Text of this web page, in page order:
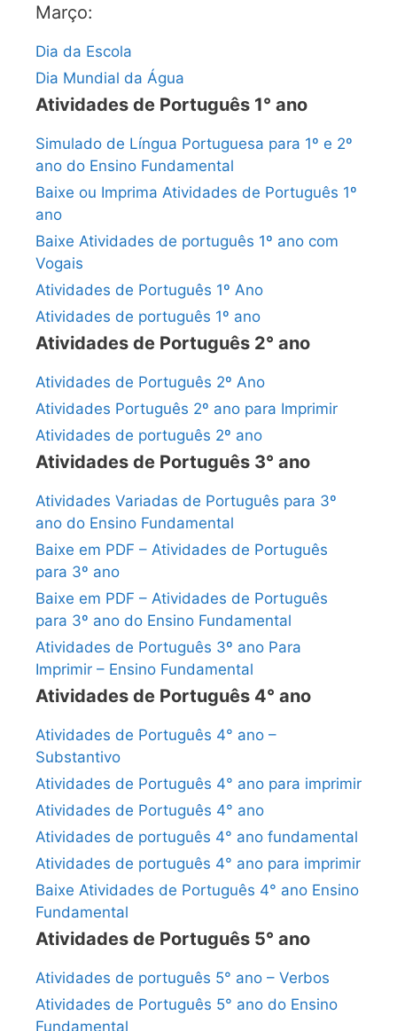
Março:
Dia da Escola
Dia Mundial da Água
Atividades de Português 1° ano
Simulado de Língua Portuguesa para 1º e 2º
ano do Ensino Fundamental
Baixe ou Imprima Atividades de Português 1º
ano
Baixe Atividades de português 1º ano com
Vogais
Atividades de Português 1º Ano
Atividades de português 1º ano
Atividades de Português 2° ano
Atividades de Português 2º Ano
Atividades Português 2º ano para Imprimir
Atividades de português 2º ano
Atividades de Português 3° ano
Atividades Variadas de Português para 3º
ano do Ensino Fundamental
Baixe em PDF – Atividades de Português
para 3º ano
Baixe em PDF – Atividades de Português
para 3º ano do Ensino Fundamental
Atividades de Português 3º ano Para
Imprimir – Ensino Fundamental
Atividades de Português 4° ano
Atividades de Português 4° ano –
Substantivo
Atividades de Português 4° ano para imprimir
Atividades de Português 4° ano
Atividades de português 4° ano fundamental
Atividades de português 4° ano para imprimir
Baixe Atividades de Português 4° ano Ensino
Fundamental
Atividades de Português 5° ano
Atividades de português 5° ano – Verbos
Atividades de Português 5° ano do Ensino
Fundamental